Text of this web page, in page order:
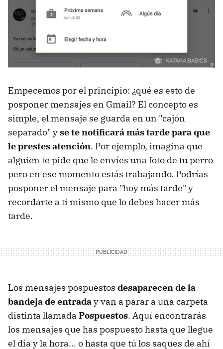
Empecemos por el principio: ¿qué es esto de
posponer mensajes en Gmail? El concepto es
simple, el mensaje se guarda en un "cajón
separado" yse te notificará más tarde para que
le prestes atención. Por ejemplo, imagina que
alguien te pide que le envíes una foto de tu perro
pero en ese momento estás trabajando. Podrías
posponer el mensaje para "hoy más tarde" y
recordarte a ti mismo que lo debes hacer más
tarde.
Los mensajes pospuestos desaparecen de la
bandeja de entraday van a parar a una carpeta
distinta llamada Pospuestos. Aquí encontrarás
los mensajes que has pospuesto hasta que llegue
el día y la hora... o hasta que tú los saques de ahí